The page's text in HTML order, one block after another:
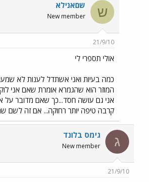
ש שםאנילא
New member
21/9/10
אולי תספרי לי
כמה בעיות ואני אשתדל לענות לא
המוזר הוא שהגמרא אומרת שאם אני
אני גם עושה חסד...כך שאם מדובר על
קרבה טיפה יותר רחוקה... אם זה לשם
ג גימס בלונד
New member
21/9/10